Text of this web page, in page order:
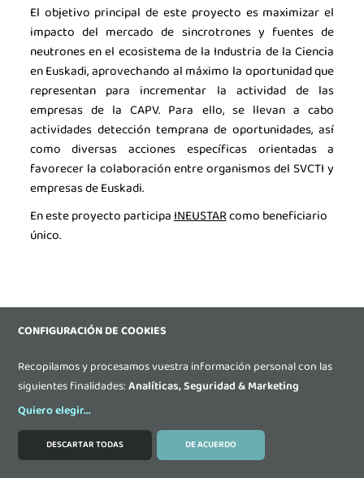
El objetivo principal de este proyecto es maximizar el
impacto del mercado de sincrotrones y fuentes de
neutrones en el ecosistema de la Industria de la Ciencia
en Euskadi, aprovechando al máximo la oportunidad que
representan para incrementar la actividad de las
empresas de la CAPV. Para ello, se llevan a cabo
actividades detección temprana de oportunidades, así
como diversas acciones específicas orientadas a
favorecer la colaboración entre organismos del SVCTI y
empresas de Euskadi.
En este proyectoparticipaINEUSTARcomo beneficiario
único.
BIGINN (Convocatoria COSME, COS-CLUSTER, 2020):
El proyecto BIGINN marca un nuevo comienzo para las
empresas y la innovación en el sector de la Industria de
CONFIGURACIÓN DE COOKIES
Recopilamos y procesamos vuestra información personal con las
siguientes finalidades:Analíticas, Seguridad & Marketing
Quiero elegir...
DESCARTAR TODAS DE ACUERDO